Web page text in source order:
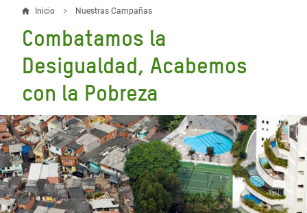
Sobrescribir
enlaces
de
ayuda
a
la
navegación
Inicio Nuestras Campañas
Combatamos la
Desigualdad, Acabemos
con la Pobreza